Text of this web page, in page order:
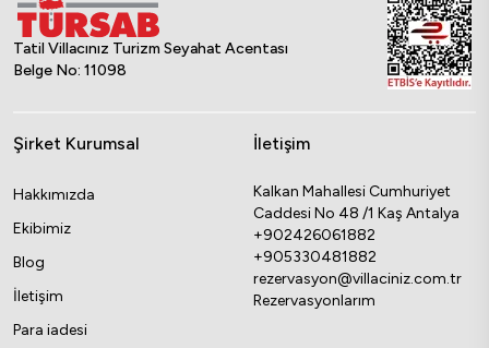
Tatil Villacınız Turizm Seyahat Acentası
Belge No: 11098
Şirket Kurumsal
Hakkımızda
Ekibimiz
Blog
İletişim
Para iadesi
İletişim
Kalkan Mahallesi Cumhuriyet
Caddesi No 48 /1 Kaş Antalya
+902426061882
+905330481882
rezervasyon@villaciniz.com.tr
Rezervasyonlarım